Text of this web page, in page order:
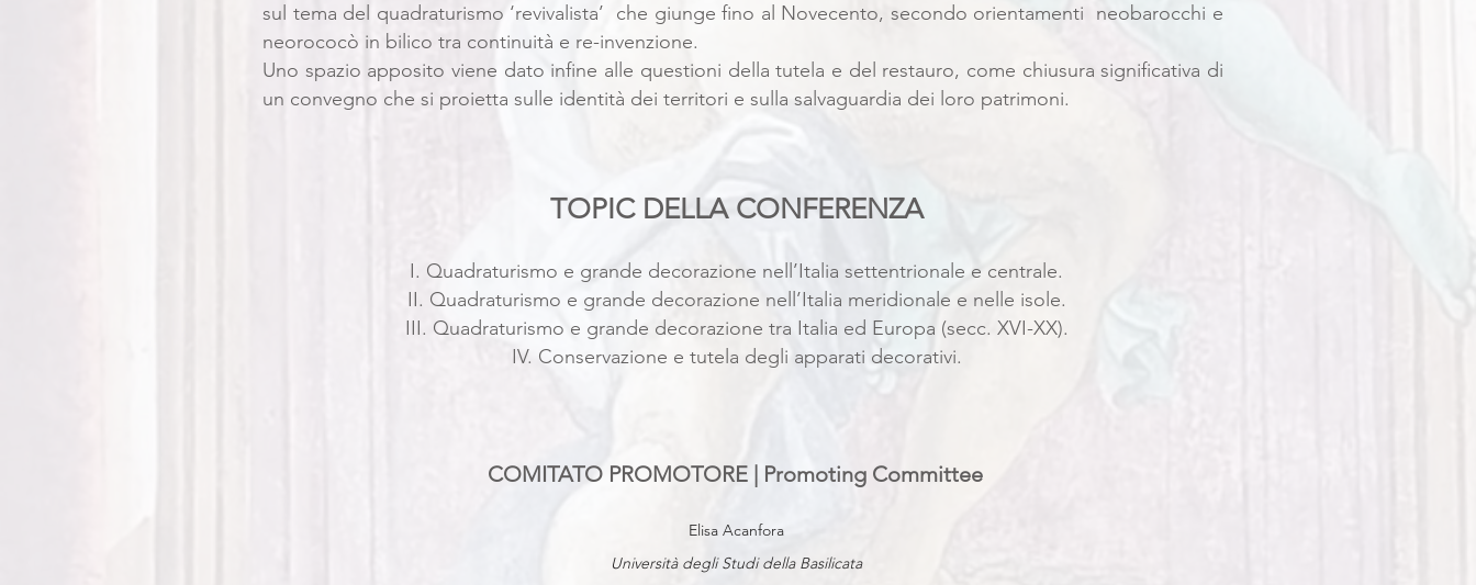
sul tema del quadraturismo ‘revivalista’ che giunge fino al Novecento, secondo orientamenti neobarocchi e
neorococò in bilico tra continuità e re-invenzione.
Uno spazio apposito viene dato infine alle questioni della tutela e del restauro, come chiusura significativa di
un convegno che si proietta sulle identità dei territori e sulla salvaguardia dei loro patrimoni.
TOPIC DELLA CONFERENZA
I. Quadraturismo e grande decorazione nell’Italia settentrionale e centrale.
II. Quadraturismo e grande decorazione nell’Italia meridionale e nelle isole.
III. Quadraturismo e grande decorazione tra Italia ed Europa (secc. XVI-XX).
IV. Conservazione e tutela degli apparati decorativi.
COMITATO PROMOTORE | Promoting Committee
Elisa Acanfora
Università degli Studi della Basilicata